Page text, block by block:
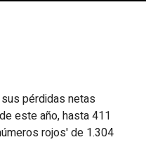
pérdidas netas
este año, hasta 411
rojos' de 1.304